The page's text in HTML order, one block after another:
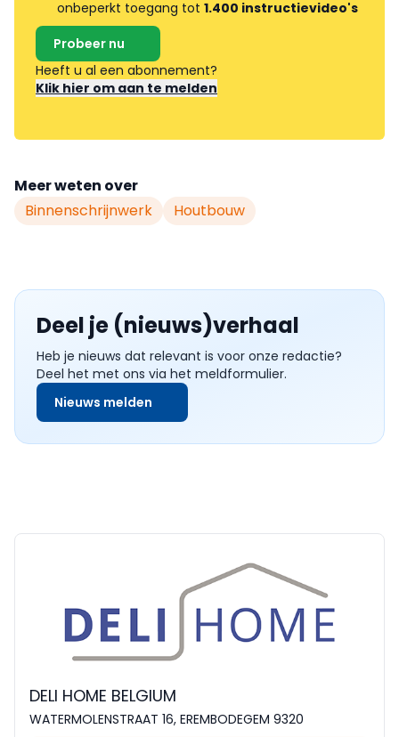
onbeperkt toegang tot 1.400 instructievideo's
Probeer nu
Heeft u al een abonnement?
Klik hier om aan te melden
Meer weten over
Binnenschrijnwerk
Houtbouw
Deel je (nieuws)verhaal
Heb je nieuws dat relevant is voor onze redactie?
Deel het met ons via het meldformulier.
Nieuws melden
DELI HOME BELGIUM
WATERMOLENSTRAAT 16, EREMBODEGEM 9320